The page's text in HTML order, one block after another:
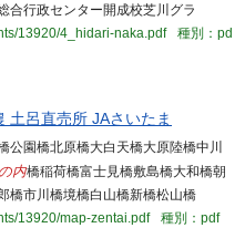
合行政センター開成校芝川グラ
13920/4_hidari-naka.pdf
種別：pd
土呂直売所 JAさいたま
園橋北原橋大白天橋大原陸橋中川
内橋稲荷橋富士見橋敷島橋大和橋朝
橋市川橋境橋白山橋新橋松山橋
13920/map-zentai.pdf
種別：pdf